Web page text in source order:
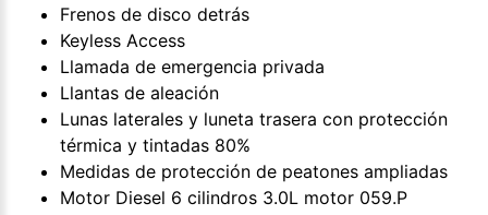
Frenos de disco detrás
Keyless Access
Llamada de emergencia privada
Llantas de aleación
Lunas laterales y luneta trasera con protección
térmica y tintadas 80%
Medidas de protección de peatones ampliadas
Motor Diesel 6 cilindros 3.0L motor 059.P